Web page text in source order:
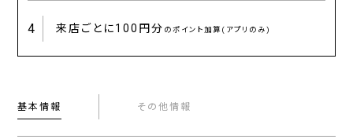
4 来店ごとに100円分 のポイント加算(アプリのみ)
基本情報 その他情報